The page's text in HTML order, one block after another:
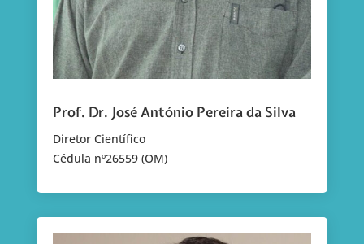
Prof. Dr. José António Pereira da Silva
Diretor Científico
Cédula nº26559 (OM)